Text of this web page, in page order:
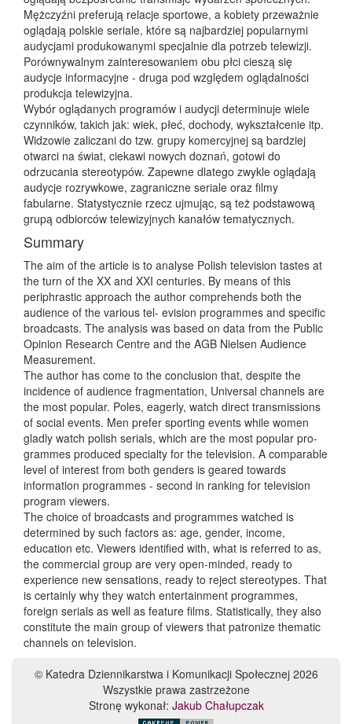
Mężczyźni preferują relacje sportowe, a kobiety przeważnie
oglądają polskie seriale, które są najbardziej popularnymi
audycjami produkowanymi specjalnie dla potrzeb telewizji.
Porównywalnym zainteresowaniem obu płci cieszą się
audycje informacyjne - druga pod względem oglądalności
produkcja telewizyjna.
Wybór oglądanych programów i audycji determinuje wiele
czynników, takich jak: wiek, płeć, dochody, wykształcenie itp.
Widzowie zaliczani do tzw. grupy komercyjnej są bardziej
otwarci na świat, ciekawi nowych doznań, gotowi do
odrzucania stereotypów. Zapewne dlatego zwykle oglądają
audycje rozrywkowe, zagraniczne seriale oraz filmy
fabularne. Statystycznie rzecz ujmując, są też podstawową
grupą odbiorców telewizyjnych kanałów tematycznych.
Summary
The aim of the article is to analyse Polish television tastes at
the turn of the XX and XXI centuries. By means of this
periphrastic approach the author comprehends both the
audience of the various tel- evision programmes and specific
broadcasts. The analysis was based on data from the Public
Opinion Research Centre and the AGB Nielsen Audience
Measurement.
The author has come to the conclusion that, despite the
incidence of audience fragmentation, Universal channels are
the most popular. Poles, eagerly, watch direct transmissions
of social events. Men prefer sporting events while women
gladly watch polish serials, which are the most popular pro-
grammes produced specialty for the television. A comparable
level of interest from both genders is geared towards
information programmes - second in ranking for television
program viewers.
The choice of broadcasts and programmes watched is
determined by such factors as: age, gender, income,
education etc. Viewers identified with, what is referred to as,
the commercial group are very open-minded, ready to
experience new sensations, ready to reject stereotypes. That
is certainly why they watch entertainment programmes,
foreign serials as well as feature films. Statistically, they also
constitute the main group of viewers that patronize thematic
channels on television.
© Katedra Dziennikarstwa i Komunikacji Społecznej 2026
Wszystkie prawa zastrzeżone
Stronę wykonał: Jakub Chałupczak